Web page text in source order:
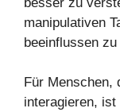
manipulativen
beeinflussen
Für Menschen,
interagieren, ist